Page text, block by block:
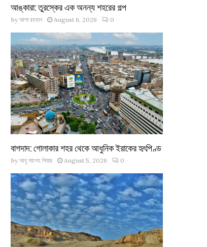
আঙ্কারা: তুরস্কের এক অনন্য শহরের গল্প
by আশা রহমান August 6, 2026 0
বাগদাদ: গোলাকার শহর থেকে আধুনিক ইরাকের হৃৎপিণ্ড
by আবু সালেহ পিয়ার August 5, 2026 0